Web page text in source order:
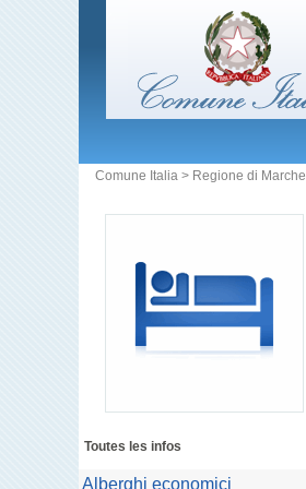
Comune Italia > Regione di Marche
Toutes les infos
Alberghi economici